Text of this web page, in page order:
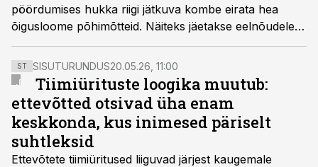
pöördumises hukka riigi jätkuva kombe eirata hea
õigusloome põhimõtteid. Näiteks jäetakse eelnõudele
tagasiside andmiseks üksikud päevad või ei kaasata
ettevõtluse esindajaid olulise mõjuga eelnõude juures
üldse.
ST SISUTURUNDUS20.05.26, 11:00
Tiimiürituste loogika muutub:
ettevõtted otsivad üha enam
keskkonda, kus inimesed päriselt
suhtleksid
Ettevõtete tiimiüritused liiguvad järjest kaugemale